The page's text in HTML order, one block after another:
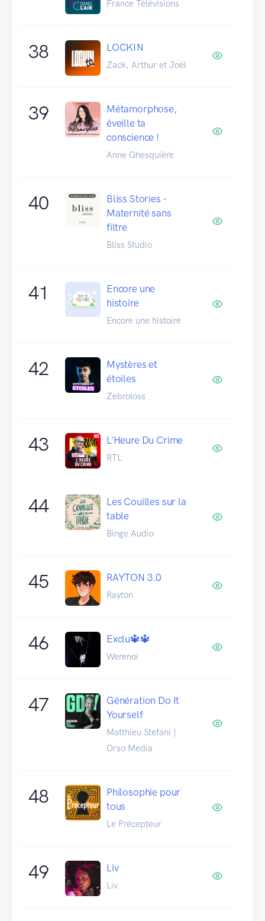
France Télévisions
38 LOCKIN
Zack, Arthur et Joël
39
Métamorphose,
éveille ta
conscience !
Anne Ghesquière
40
Bliss Stories -
Maternité sans
filtre
Bliss Studio
41
Encore une
histoire
Encore une histoire
42
Mystères et
étoiles
Zebroloss
43 L'Heure Du Crime
RTL
44
Les Couilles sur la
table
Binge Audio
45 RAYTON 3.0
Rayton
46 Exclu🔱🔱
Werenoi
47
Génération Do It
Yourself
Matthieu Stefani |
Orso Media
48
Philosophie pour
tous
Le Précepteur
49 Liv
Liv